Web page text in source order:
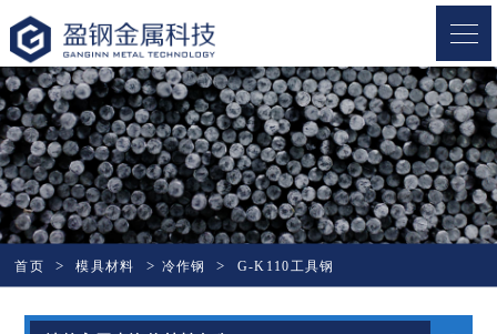
首页 模具材料 冷作钢 G-K110工具钢